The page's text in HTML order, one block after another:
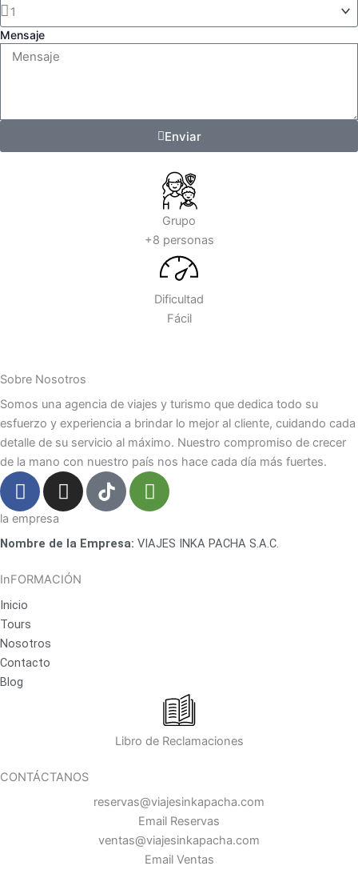
Mensaje
Enviar
Grupo
+8 personas
Dificultad
Fácil
Sobre Nosotros
Somos una agencia de viajes y turismo que dedica todo su
esfuerzo y experiencia a brindar lo mejor al cliente, cuidando cada
detalle de su servicio al máximo. Nuestro compromiso de crecer
de la mano con nuestro país nos hace cada día más fuertes.
F
a
c
e
o
o
k
I
n
t
g
T
r
p
la empresa
Nombre de la Empresa: VIAJES INKA PACHA S.A.C.
InFORMACIÓN
Inicio
Tours
Nosotros
Contacto
Blog
Libro de Reclamaciones
CONTÁCTANOS
reservas@viajesinkapacha.com
Email Reservas
ventas@viajesinkapacha.com
Email Ventas